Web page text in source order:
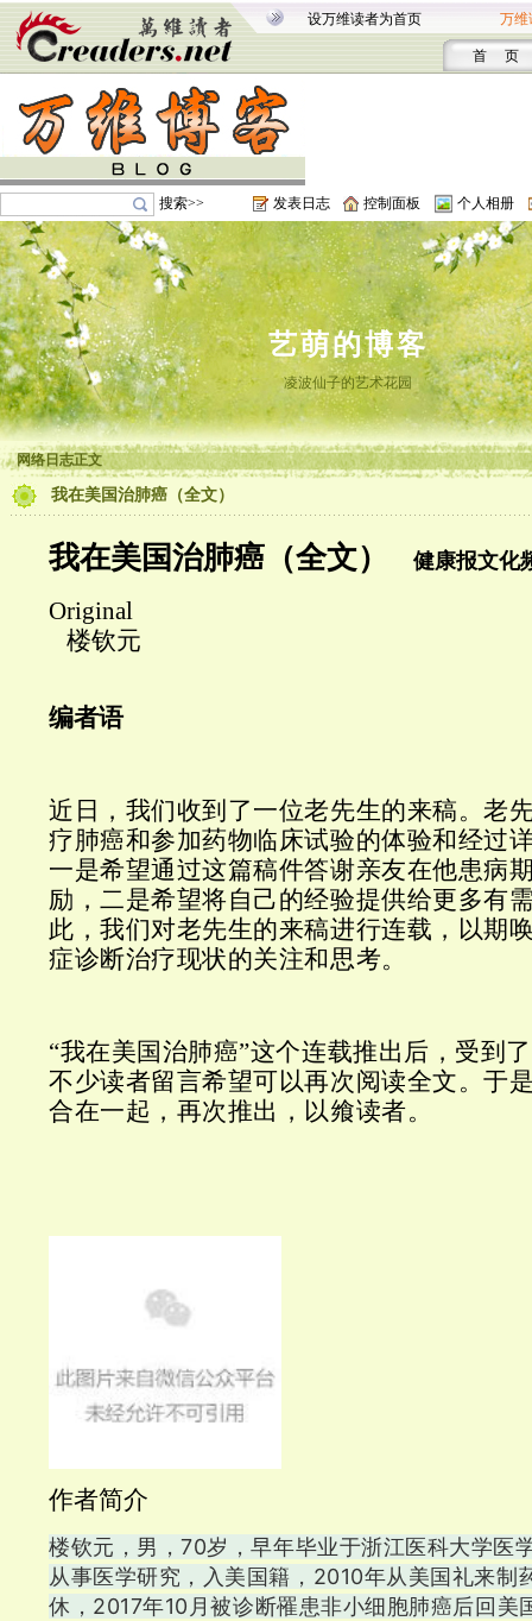
设万维读者为首页 万维
首 页
搜索>> 发表日志 控制面板 个人相册
艺萌的博客
凌波仙子的艺术花园
网络日志正文
我在美国治肺癌（全文）
我在美国治肺癌（全文） 健康报文化
Original
楼钦元
编者语
近日，我们收到了一位老先生的来稿。老
疗肺癌和参加药物临床试验的体验和经过
一是希望通过这篇稿件答谢亲友在他患病
励，二是希望将自己的经验提供给更多有
此，我们对老先生的来稿进行连载，以期
症诊断治疗现状的关注和思考。
“我在美国治肺癌”这个连载推出后，受到
不少读者留言希望可以再次阅读全文。于
合在一起，再次推出，以飨读者。
作者简介
楼钦元，男，70岁，早年毕业于浙江医科大学医
从事医学研究，入美国籍，2010年从美国礼来制
休，2017年10月被诊断罹患非小细胞肺癌后回美